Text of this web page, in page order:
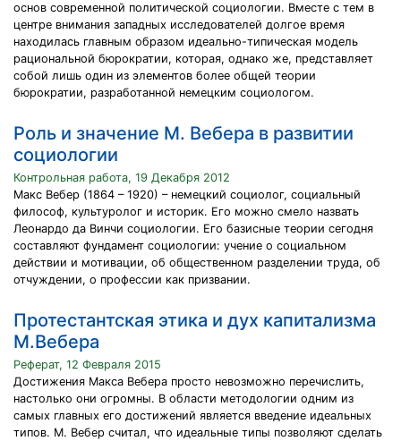
основ современной политической социологии. Вместе с тем в
центре внимания западных исследователей долгое время
находилась главным образом идеально-типическая модель
рациональной бюрократии, которая, однако же, представляет
собой лишь один из элементов более общей теории
бюрократии, разработанной немецким социологом.
Роль и значение М. Вебера в развитии
социологии
Контрольная работа, 19 Декабря 2012
Макс Вебер (1864 – 1920) – немецкий социолог, социальный
философ, культуролог и историк. Его можно смело назвать
Леонардо да Винчи социологии. Его базисные теории сегодня
составляют фундамент социологии: учение о социальном
действии и мотивации, об общественном разделении труда, об
отчуждении, о профессии как призвании.
Протестантская этика и дух капитализма
М.Вебера
Реферат, 12 Февраля 2015
Достижения Макса Вебера просто невозможно перечислить,
настолько они огромны. В области методологии одним из
самых главных его достижений является введение идеальных
типов. М. Вебер считал, что идеальные типы позволяют сделать